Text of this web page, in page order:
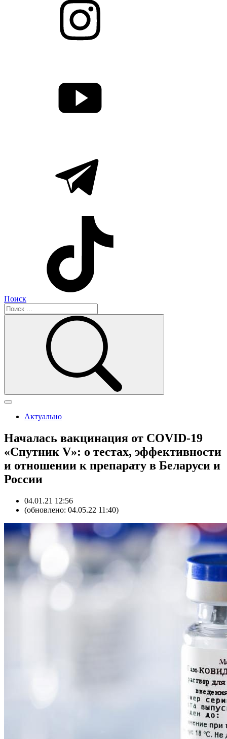
Поиск
Актуально
Началась вакцинация от COVID-19
«Спутник V»: о тестах, эффективности
и отношении к препарату в Беларуси и
России
04.01.21 12:56
(обновлено: 04.05.22 11:40)